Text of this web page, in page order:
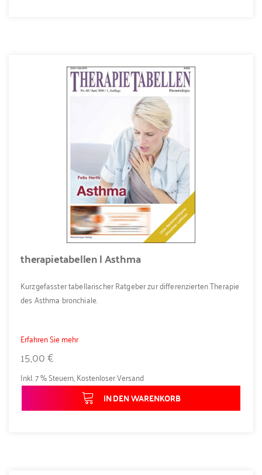
therapietabellen | Asthma
Kurzgefasster tabellarischer Ratgeber zur differenzierten Therapie
des Asthma bronchiale.
Erfahren Sie mehr
15,00 €
Inkl. 7 % Steuern,Kostenloser Versand
IN DEN WARENKORB